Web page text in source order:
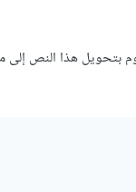
هذا النص إلى